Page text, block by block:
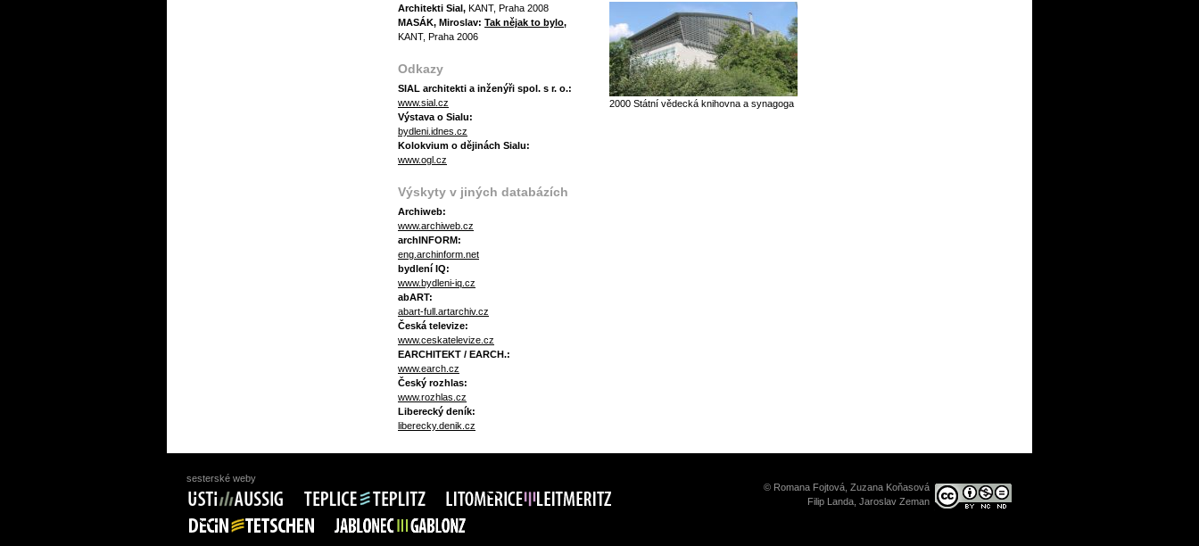
Architekti Sial, KANT, Praha 2008
MASÁK, Miroslav: Tak nějak to bylo,
KANT, Praha 2006
Odkazy
SIAL architekti a inženýři spol. s r. o.:
www.sial.cz
Výstava o Sialu:
bydleni.idnes.cz
Kolokvium o dějinách Sialu:
www.ogl.cz
Výskyty v jiných databázích
Archiweb:
www.archiweb.cz
archINFORM:
eng.archinform.net
bydlení IQ:
www.bydleni-iq.cz
abART:
abart-full.artarchiv.cz
Česká televize:
www.ceskatelevize.cz
EARCHITEKT / EARCH.:
www.earch.cz
Český rozhlas:
www.rozhlas.cz
Liberecký deník:
liberecky.denik.cz
2000 Státní vědecká knihovna a synagoga
sesterské weby
© Romana Fojtová, Zuzana Koňasová
Filip Landa, Jaroslav Zeman